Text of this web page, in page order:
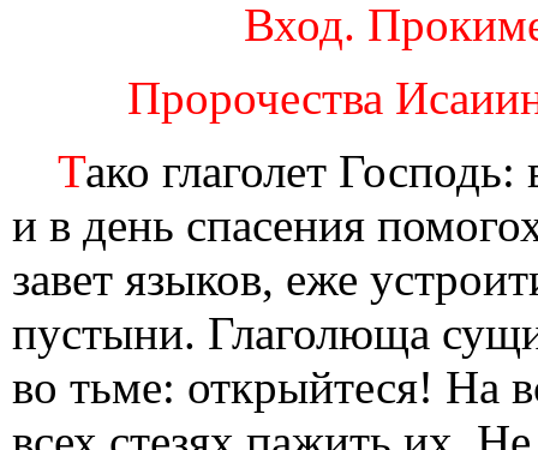
Вход.
Пророчества
Тако глаголет
и в день спасения
завет языков, еже
пустыни. Глаголюща
во тьме: открыйтеся! На